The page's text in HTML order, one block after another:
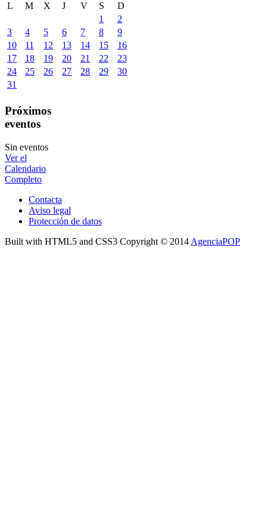
L
M X J V S
D
1
2
3
4 5 6 7 8
9
10
11 12 13 14 15
16
17
18 19 20 21 22
23
24
25 26 27 28 29
30
31
Próximos
eventos
Sin eventos
Ver el
Calendario
Completo
Contacta
Aviso legal
Protección de datos
Built with HTML5 and CSS3 Copyright © 2014 AgenciaPOP